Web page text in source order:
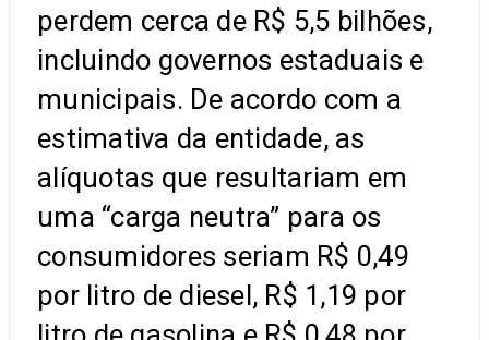
perdem cerca de R$ 5,5 bilhões,
incluindo governos estaduais e
municipais. De acordo com a
estimativa da entidade, as
alíquotas que resultariam em
uma “carga neutra” para os
consumidores seriam R$ 0,49
por litro de diesel, R$ 1,19 por